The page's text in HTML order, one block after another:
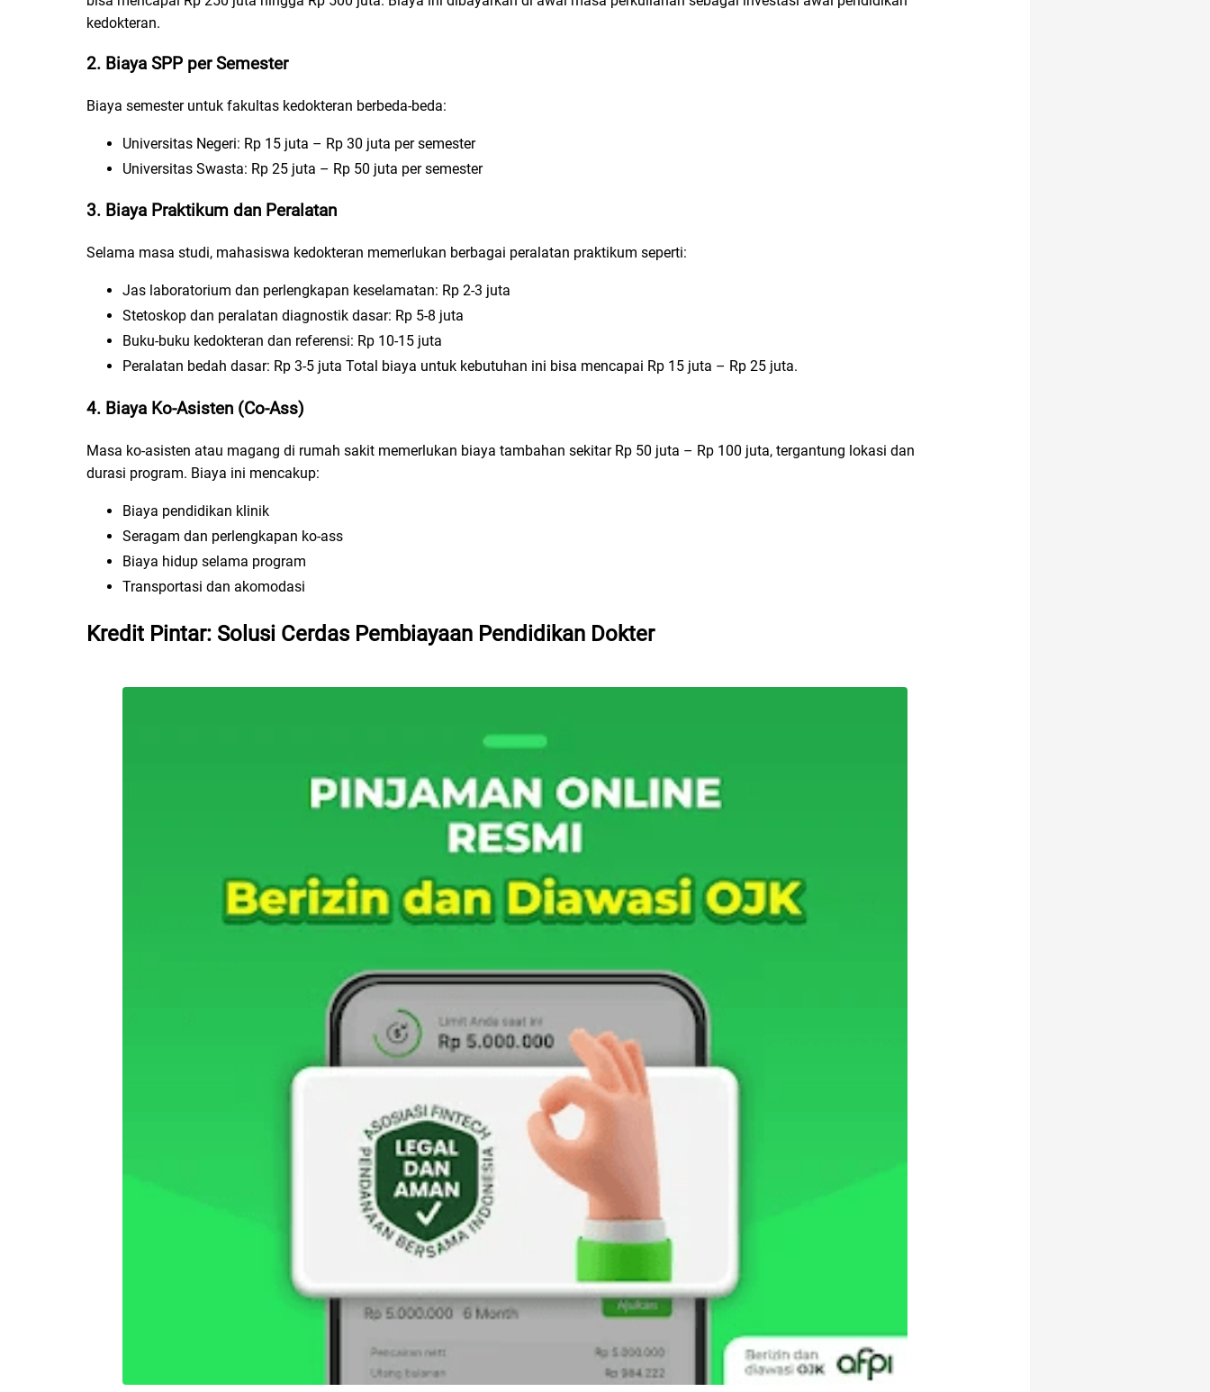
kedokteran.
2. Biaya SPP per Semester
Biaya semester untuk fakultas kedokteran berbeda-beda:
Universitas Negeri: Rp 15 juta – Rp 30 juta per semester
Universitas Swasta: Rp 25 juta – Rp 50 juta per semester
3. Biaya Praktikum dan Peralatan
Selama masa studi, mahasiswa kedokteran memerlukan berbagai peralatan praktikum seperti:
Jas laboratorium dan perlengkapan keselamatan: Rp 2-3 juta
Stetoskop dan peralatan diagnostik dasar: Rp 5-8 juta
Buku-buku kedokteran dan referensi: Rp 10-15 juta
Peralatan bedah dasar: Rp 3-5 juta Total biaya untuk kebutuhan ini bisa mencapai Rp 15 juta – Rp 25 juta.
4. Biaya Ko-Asisten (Co-Ass)
Masa ko-asisten atau magang di rumah sakit memerlukan biaya tambahan sekitar Rp 50 juta – Rp 100 juta, tergantung lokasi dan
durasi program. Biaya ini mencakup:
Biaya pendidikan klinik
Seragam dan perlengkapan ko-ass
Biaya hidup selama program
Transportasi dan akomodasi
Kredit Pintar: Solusi Cerdas Pembiayaan Pendidikan Dokter